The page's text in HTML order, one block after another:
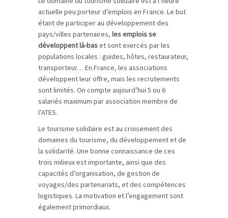
actuelle peu porteur d’emplois en France. Le but
étant de participer au développement des
pays/villes partenaires, les emplois se
développent là-baset sont exercés par les
populations locales : guides, hôtes, restaurateur,
transporteur… En France, les associations
développent leur offre, mais les recrutements
sont limités. On compte aujourd’hui 5 ou 6
salariés maximum par association membre de
l’ATES.
Le tourisme solidaire est au croisement des
domaines du tourisme, du développement et de
la solidarité. Une bonne connaissance de ces
trois milieux est importante, ainsi que des
capacités d’organisation, de gestion de
voyages/des partenariats, et des compétences
logistiques. La motivation et l’engagement sont
également primordiaux.